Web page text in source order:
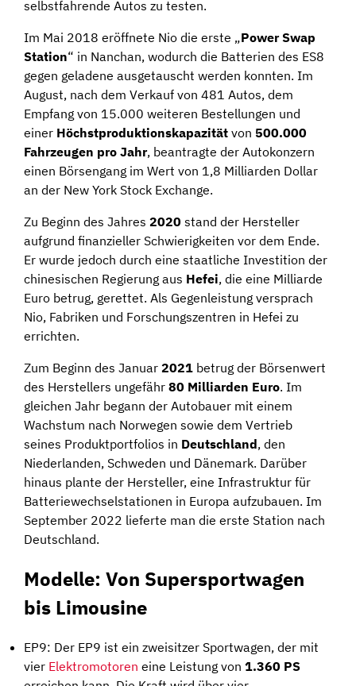
selbstfahrende Autos zu testen.
Im Mai 2018 eröffnete Nio die erste „Power Swap
Station“ in Nanchan, wodurch die Batterien des ES8
gegen geladene ausgetauscht werden konnten. Im
August, nach dem Verkauf von 481 Autos, dem
Empfang von 15.000 weiteren Bestellungen und
einer Höchstproduktionskapazität von 500.000
Fahrzeugen pro Jahr, beantragte der Autokonzern
einen Börsengang im Wert von 1,8 Milliarden Dollar
an der New York Stock Exchange.
Zu Beginn des Jahres 2020 stand der Hersteller
aufgrund finanzieller Schwierigkeiten vor dem Ende.
Er wurde jedoch durch eine staatliche Investition der
chinesischen Regierung aus Hefei, die eine Milliarde
Euro betrug, gerettet. Als Gegenleistung versprach
Nio, Fabriken und Forschungszentren in Hefei zu
errichten.
Zum Beginn des Januar 2021 betrug der Börsenwert
des Herstellers ungefähr 80 Milliarden Euro. Im
gleichen Jahr begann der Autobauer mit einem
Wachstum nach Norwegen sowie dem Vertrieb
seines Produktportfolios in Deutschland, den
Niederlanden, Schweden und Dänemark. Darüber
hinaus plante der Hersteller, eine Infrastruktur für
Batteriewechselstationen in Europa aufzubauen. Im
September 2022 lieferte man die erste Station nach
Deutschland.
Modelle: Von Supersportwagen
bis Limousine
EP9: Der EP9 ist ein zweisitzer Sportwagen, der mit
vier Elektromotoren eine Leistung von 1.360 PS